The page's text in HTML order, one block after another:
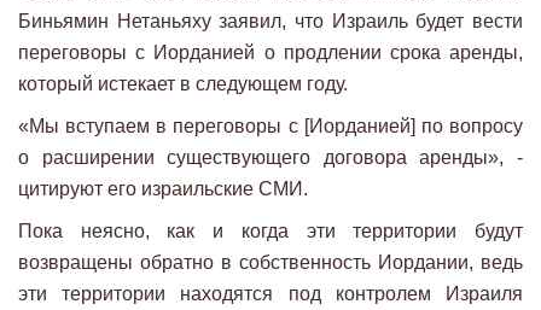
Биньямин Нетаньяху заявил, что Израиль будет вести
переговоры с Иорданией о продлении срока аренды,
который истекает в следующем году.
«Мы вступаем в переговоры с [Иорданией] по вопросу
о расширении существующего договора аренды», -
цитируют его израильские СМИ.
Пока неясно, как и когда эти территории будут
возвращены обратно в собственность Иордании, ведь
эти территории находятся под контролем Израиля